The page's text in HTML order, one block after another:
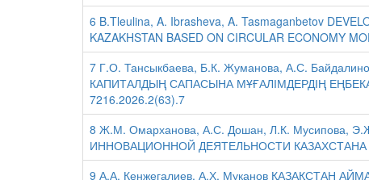
6 B.Tleulina, A. Ibrasheva, A. Tasmaganbetov
KAZAKHSTAN BASED ON CIRCULAR ECONOMY
7 Г.О. Тансыкбаева, Б.К. Жуманова, А.С.
КАПИТАЛДЫҢ САПАСЫНА МҰҒАЛІМДЕРДІҢ
7216.2026.2(63).7
8 Ж.М. Омарханова, А.С. Дошан, Л.К. Мусипова,
ИННОВАЦИОННОЙ ДЕЯТЕЛЬНОСТИ КАЗАХСТАНА –
9 А.А. Кенжегалиев, А.Х. Муканов ҚАЗАҚСТАН